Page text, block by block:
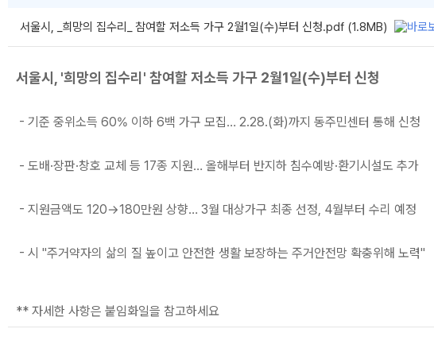
서울시, _희망의 집수리_ 참여할 저소득 가구 2월1일(수)부터 신청.pdf (1.8MB)
서울시, '희망의 집수리' 참여할 저소득 가구 2월1일(수)부터 신청
- 기준 중위소득 60% 이하 6백 가구 모집… 2.28.(화)까지 동주민센터 통해 신청
- 도배·장판·창호 교체 등 17종 지원… 올해부터 반지하 침수예방·환기시설도 추가
- 지원금액도 120→180만원 상향… 3월 대상가구 최종 선정, 4월부터 수리 예정
- 시 "주거약자의 삶의 질 높이고 안전한 생활 보장하는 주거안전망 확충위해 노력"
** 자세한 사항은 붙임화일을 참고하세요